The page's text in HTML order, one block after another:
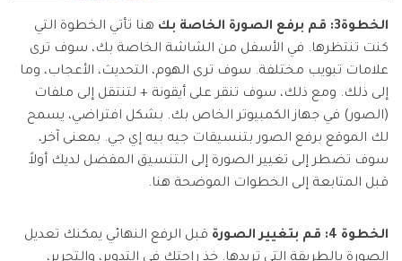
الخطوة3: قم برفع الصورة الخاصة بك
هنا تأتي الخطوة التي
كنت تنتظرها. في الأسفل من الشاشة الخاصة بك، سوف ترى
علامات تبويب مختلفة. سوف ترى الهوم، التحديث، الأعجاب، وما
إلى ذلك. ومع ذلك، سوف تنقر على أيقونة + لتنتقل إلى ملفات
(الصور) في جهاز الكمبيوتر الخاص بك. بشكل افتراضي، يسمح
لك الموقع برفع الصور بتنسيقات جيه بيه إي جي. بمعنى آخر،
سوف تضطر إلى تغيير الصورة إلى التنسيق المفضل لديك أولاً
قبل المتابعة إلى الخطوات الموضحة هنا.
الخطوة 4: قم بتغيير الصورة
قبل الرفع النهائي يمكنك تعديل